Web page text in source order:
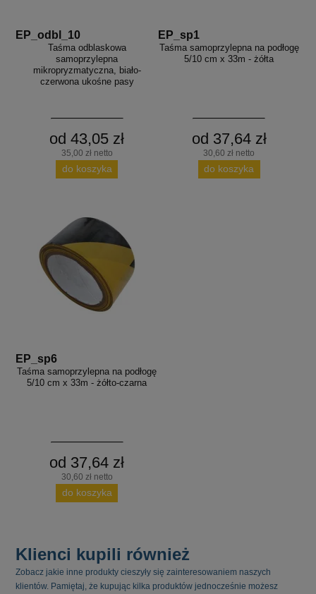
EP_odbl_10
Taśma odblaskowa
samoprzylepna
mikropryzmatyczna, biało-
czerwona ukośne pasy
od 43,05 zł
35,00 zł netto
do koszyka
EP_sp1
Taśma samoprzylepna na podłogę
5/10 cm x 33m - żółta
od 37,64 zł
30,60 zł netto
do koszyka
EP_sp6
Taśma samoprzylepna na podłogę
5/10 cm x 33m - żółto-czarna
od 37,64 zł
30,60 zł netto
do koszyka
Klienci kupili również
Zobacz jakie inne produkty cieszyły się zainteresowaniem naszych
klientów. Pamiętaj, że kupując kilka produktów jednocześnie możesz